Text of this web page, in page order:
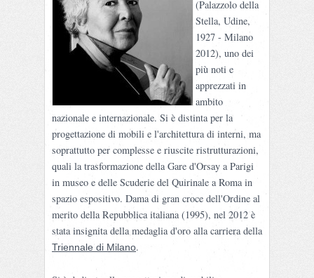
(Palazzolo della
Stella, Udine,
1927 - Milano
2012), uno dei
più noti e
apprezzati in
ambito
nazionale e internazionale. Si è distinta per la
progettazione di mobili e l'architettura di interni, ma
soprattutto per complesse e riuscite ristrutturazioni,
quali la trasformazione della Gare d'Orsay a Parigi
in museo e delle Scuderie del Quirinale a Roma in
spazio espositivo. Dama di gran croce dell'Ordine al
merito della Repubblica italiana (1995), nel 2012 è
stata insignita della medaglia d'oro alla carriera della
Triennale di Milano.